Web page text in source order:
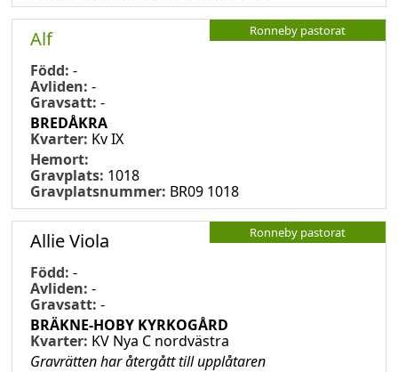
Ronneby pastorat
Alf
Född: -
Avliden: -
Gravsatt: -
BREDÅKRA
Kvarter: Kv IX
Hemort:
Gravplats: 1018
Gravplatsnummer: BR09 1018
Ronneby pastorat
Allie Viola
Född: -
Avliden: -
Gravsatt: -
BRÄKNE-HOBY KYRKOGÅRD
Kvarter: KV Nya C nordvästra
Gravrätten har återgått till upplåtaren